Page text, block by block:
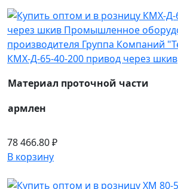
КМХ-Д-65-40-200 привод через шкив
Материал проточной части
армлен
78 466.80 ₽
В корзину